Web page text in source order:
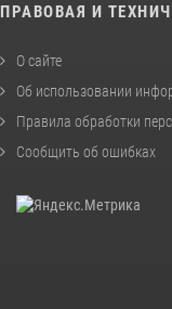
ПРАВОВАЯ И
О сайте
Об использовании
Правила обработки
Сообщить об ошибках